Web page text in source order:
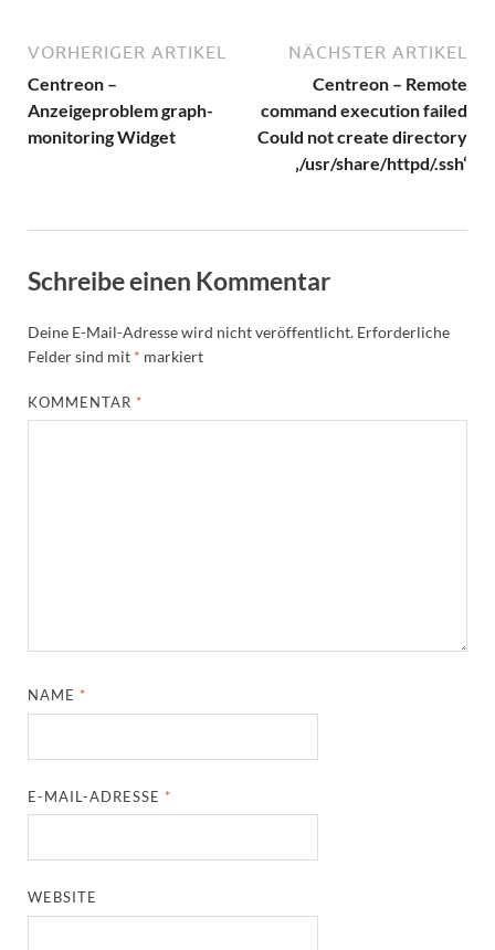
VORHERIGER ARTIKEL
Centreon –
Anzeigeproblem graph-
monitoring Widget
NÄCHSTER ARTIKEL
Centreon – Remote
command execution failed
Could not create directory
‚/usr/share/httpd/.ssh‘
Schreibe einen Kommentar
Deine E-Mail-Adresse wird nicht veröffentlicht. Erforderliche
Felder sind mit * markiert
KOMMENTAR *
NAME *
E-MAIL-ADRESSE *
WEBSITE